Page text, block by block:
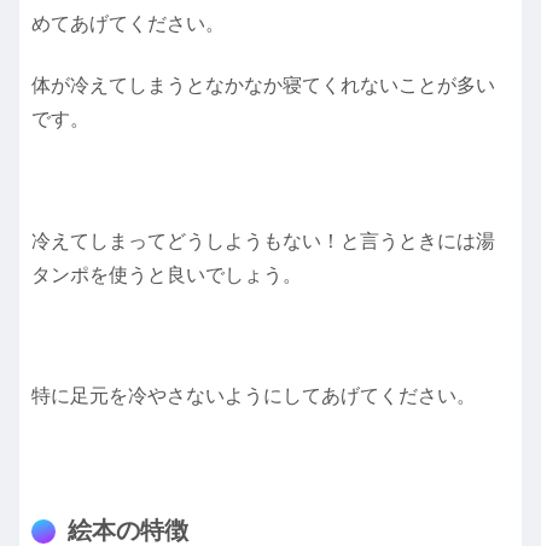
めてあげてください。
体が冷えてしまうとなかなか寝てくれないことが多い
です。
冷えてしまってどうしようもない！と言うときには湯
タンポを使うと良いでしょう。
特に足元を冷やさないようにしてあげてください。
絵本の特徴